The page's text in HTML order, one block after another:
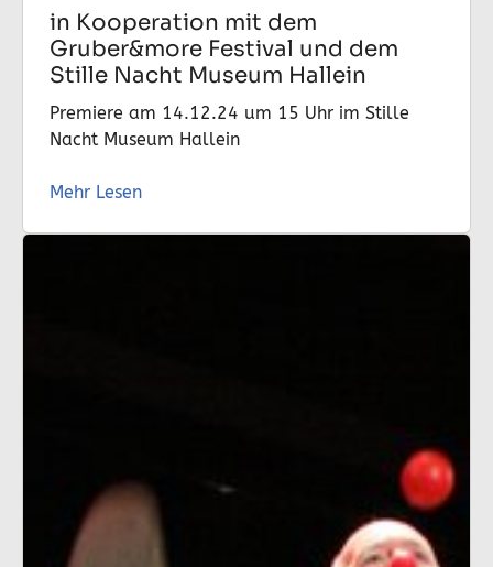
in Kooperation mit dem
Gruber&more Festival und dem
Stille Nacht Museum Hallein
Premiere am 14.12.24 um 15 Uhr im Stille
Nacht Museum Hallein
Mehr Lesen